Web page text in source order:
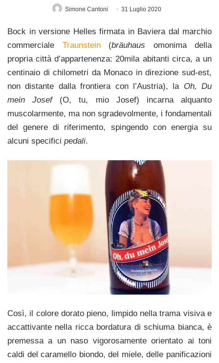
Simone Cantoni 31 Luglio 2020
Bock in versione Helles firmata in Baviera dal marchio
commerciale Traunstein(bräuhaus
omonima della
propria città d’appartenenza: 20mila abitanti circa, a un
centinaio di chilometri da Monaco in direzione sud-est,
non distante dalla frontiera con l’Austria), la Oh, Du
mein Josef (O, tu, mio Josef) incarna alquanto
muscolarmente, ma non sgradevolmente, i fondamentali
del genere di riferimento, spingendo con energia su
alcuni specifici pedali.
Così, il colore dorato pieno, limpido nella trama visiva e
accattivante nella ricca bordatura di schiuma bianca, è
premessa a un naso vigorosamente orientato ai toni
caldi del caramello biondo, del miele, delle panificazioni